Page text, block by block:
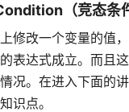
（竞态条
修改一个变量的值
表达式成立。而且
况。在进入下面的
识点。